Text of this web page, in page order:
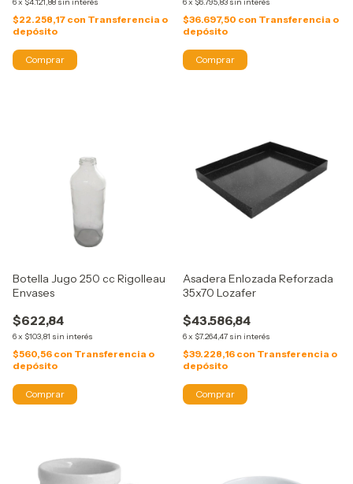
$22.258,17 con Transferencia o
depósito
$36.697,50 con Transferencia o
depósito
Botella Jugo 250 cc Rigolleau
Envases
$622,84
6x $103,81 sin interés
$560,56 con Transferencia o
depósito
Asadera Enlozada Reforzada
35x70 Lozafer
$43.586,84
6x $7.264,47 sin interés
$39.228,16 con Transferencia o
depósito